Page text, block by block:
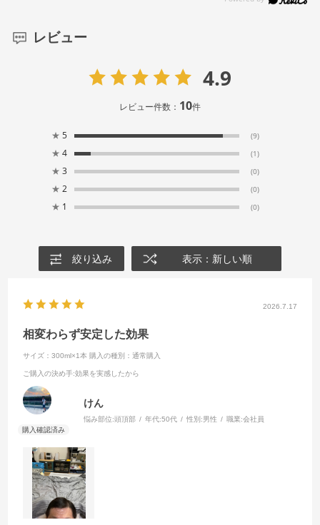
レビュー
4.9
レビュー件数： 10件
★ 5 (9)
★ 4 (1)
★ 3 (0)
★ 2 (0)
★ 1 (0)
絞り込み 表示：新しい順
2026.7.17
相変わらず安定した効果
サイズ：300ml×1本 購入の種別：通常購入
ご購入の決め手:効果を実感したから
けん
悩み部位:頭頂部 年代:50代 性別:男性 職業:会社員